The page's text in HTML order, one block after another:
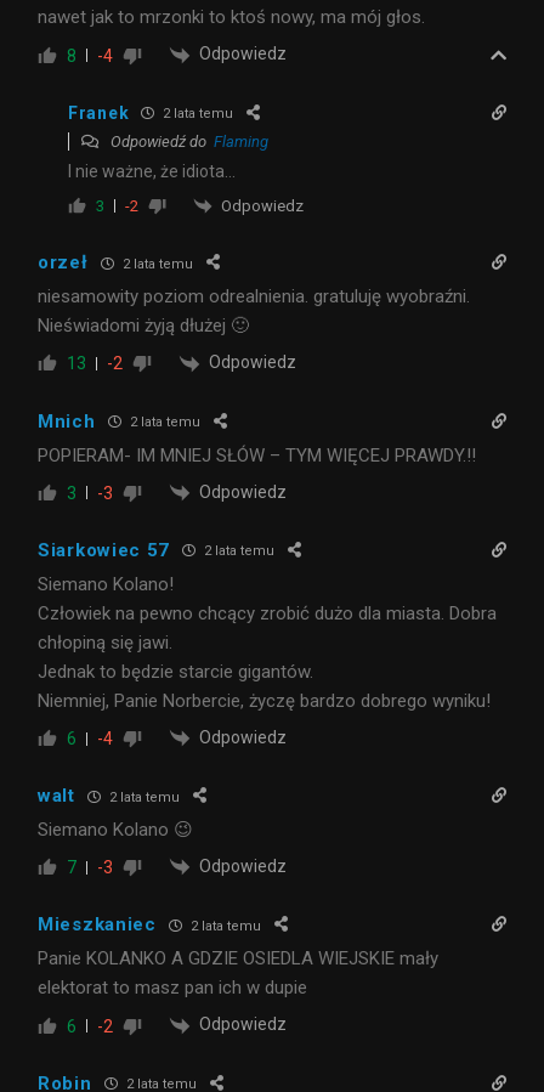
nawet jak to mrzonki to ktoś nowy, ma mój głos.
8 -4 Odpowiedz
Franek 2 lata temu
Odpowiedź do Flaming
I nie ważne, że idiota…
3 -2 Odpowiedz
orzeł 2 lata temu
niesamowity poziom odrealnienia. gratuluję wyobraźni.
Nieświadomi żyją dłużej 🙂
13 -2 Odpowiedz
Mnich 2 lata temu
POPIERAM- IM MNIEJ SŁÓW – TYM WIĘCEJ PRAWDY.!!
3 -3 Odpowiedz
Siarkowiec 57 2 lata temu
Siemano Kolano!
Człowiek na pewno chcący zrobić dużo dla miasta. Dobra
chłopiną się jawi.
Jednak to będzie starcie gigantów.
Niemniej, Panie Norbercie, życzę bardzo dobrego wyniku!
6 -4 Odpowiedz
walt 2 lata temu
Siemano Kolano 😉
7 -3 Odpowiedz
Mieszkaniec 2 lata temu
Panie KOLANKO A GDZIE OSIEDLA WIEJSKIE mały
elektorat to masz pan ich w dupie
6 -2 Odpowiedz
Robin 2 lata temu